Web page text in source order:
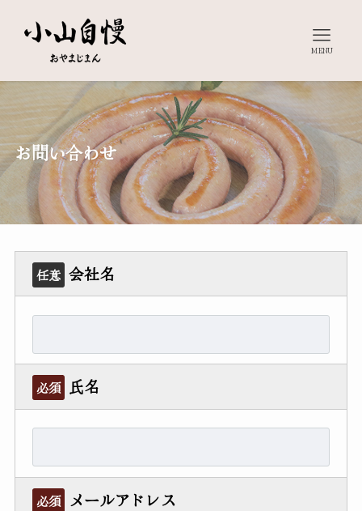
MENU
お問い合わせ
任意 会社名
必須 氏名
必須 メールアドレス